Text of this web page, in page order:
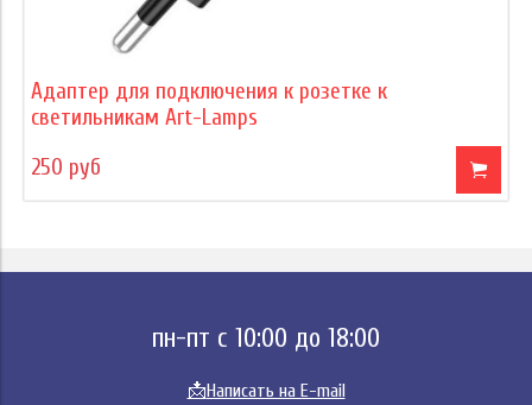
Адаптер для подключения к розетке к
светильникам Art-Lamps
250 руб
пн-пт с 10:00 до 18:00
📩Написать на E-mail